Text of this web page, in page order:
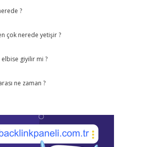
?
çok nerede yetişir ?
elbise giyilir mi ?
ne zaman ?